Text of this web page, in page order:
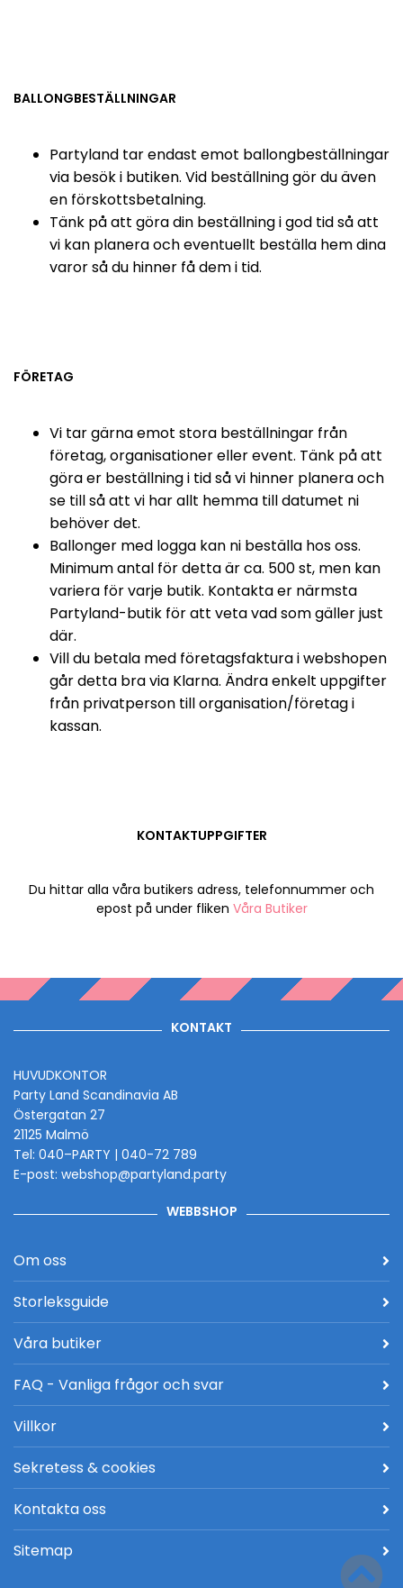
BALLONGBESTÄLLNINGAR
Partyland tar endast emot ballongbeställningar
via besök i butiken. Vid beställning gör du även
en förskottsbetalning.
Tänk på att göra din beställning i god tid så att
vi kan planera och eventuellt beställa hem dina
varor så du hinner få dem i tid.
FÖRETAG
Vi tar gärna emot stora beställningar från
företag, organisationer eller event. Tänk på att
göra er beställning i tid så vi hinner planera och
se till så att vi har allt hemma till datumet ni
behöver det.
Ballonger med logga kan ni beställa hos oss.
Minimum antal för detta är ca. 500 st, men kan
variera för varje butik. Kontakta er närmsta
Partyland-butik för att veta vad som gäller just
där.
Vill du betala med företagsfaktura i webshopen
går detta bra via Klarna. Ändra enkelt uppgifter
från privatperson till organisation/företag i
kassan.
KONTAKTUPPGIFTER
Du hittar alla våra butikers adress, telefonnummer och
epost på under fliken Våra Butiker
KONTAKT
HUVUDKONTOR
Party Land Scandinavia AB
Östergatan 27
21125 Malmö
Tel: 040–PARTY | 040-72 789
E-post: webshop@partyland.party
WEBBSHOP
Om oss
Storleksguide
Våra butiker
FAQ - Vanliga frågor och svar
Villkor
Sekretess & cookies
Kontakta oss
Sitemap